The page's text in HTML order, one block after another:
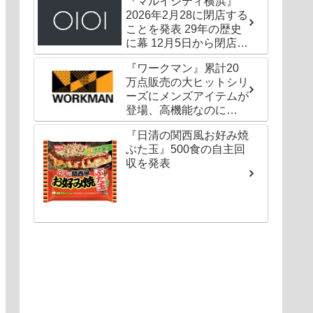
2026年2月28に閉店する
ことを発表 29年の歴史
に幕 12月5日から閉店セ
ールも
『ワークマン』累計20
万点販売の大ヒットシリ
ーズにメンズアイテムが
登場、高機能なのに
1000円以下〜の圧倒的
コスパ
『日清の関西風お好み焼
ぶた玉』500食の自主回
収を発表